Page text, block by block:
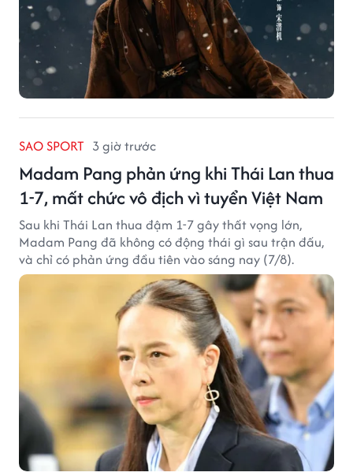
SAO SPORT 3 giờ trước
Madam Pang phản ứng khi Thái Lan thua
1-7, mất chức vô địch vì tuyển Việt Nam
Sau khi Thái Lan thua đậm 1-7 gây thất vọng lớn,
Madam Pang đã không có động thái gì sau trận đấu,
và chỉ có phản ứng đầu tiên vào sáng nay (7/8).